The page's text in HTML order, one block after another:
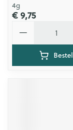
4g
€ 9,75
Bestel